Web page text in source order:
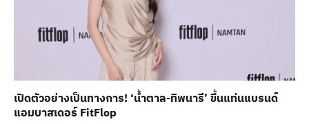
เปิดตัวอย่างเป็นทางการ! ‘น้ำตาล-ทิพนารี’ ขึ้นแท่นแบรนด์
แอมบาสเดอร์ FitFlop